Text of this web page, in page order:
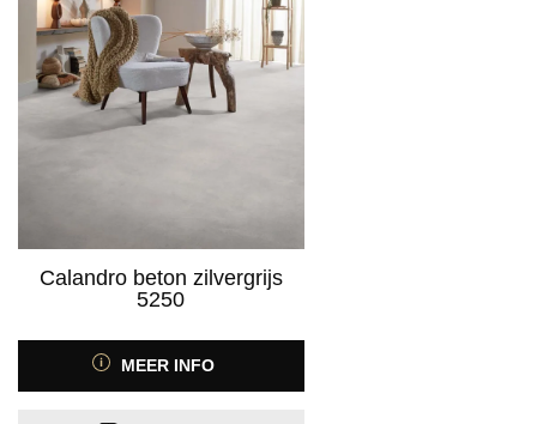
Calandro beton zilvergrijs
5250
MEER INFO